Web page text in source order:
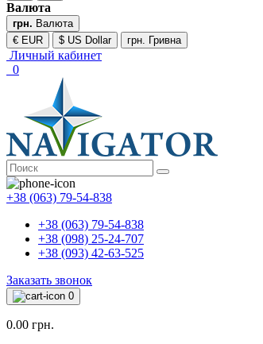
Валюта
грн. Валюта
€ EUR
$ US Dollar грн. Гривна
Личный кабинет
0
+38 (063) 79-54-838
+38 (063) 79-54-838
+38 (098) 25-24-707
+38 (093) 42-63-525
Заказать звонок
0
0.00 грн.